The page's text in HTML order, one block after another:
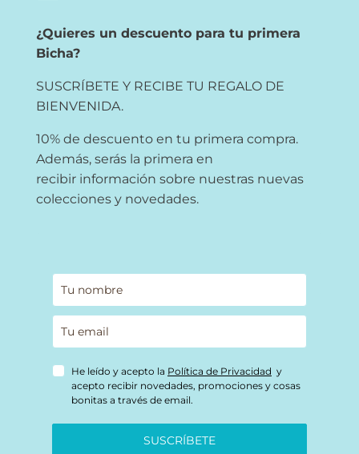
¿Quieres un descuento para tu primera
Bicha?
SUSCRÍBETE Y RECIBE TU REGALO DE
BIENVENIDA.
10% de descuento en tu primera compra.
Además, serás la primera en
recibir información sobre nuestras nuevas
colecciones y novedades.
He leído y acepto la Política de Privacidad y
acepto recibir novedades, promociones y cosas
bonitas a través de email.
SUSCRÍBETE